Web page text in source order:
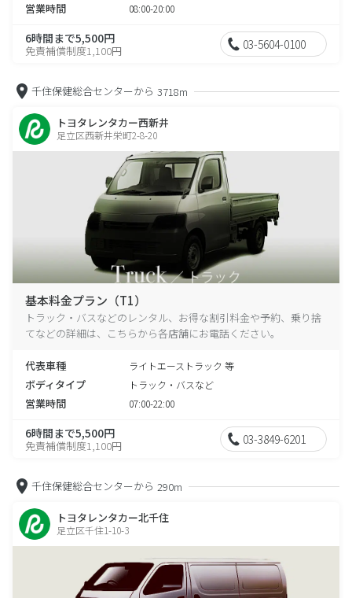
営業時間 08:00-20:00
6時間まで5,500円
免責補償制度1,100円 03-5604-0100
千住保健総合センターから 3718m
トヨタレンタカー西新井
足立区西新井栄町2-8-20
基本料金プラン（T1）
トラック・バスなどのレンタル、お得な割引料金や予約、乗り捨
てなどの詳細は、こちらから各店舗にお電話ください。
代表車種 ライトエーストラック 等
ボディタイプ トラック・バスなど
営業時間 07:00-22:00
6時間まで5,500円
免責補償制度1,100円 03-3849-6201
千住保健総合センターから 290m
トヨタレンタカー北千住
足立区千住1-10-3